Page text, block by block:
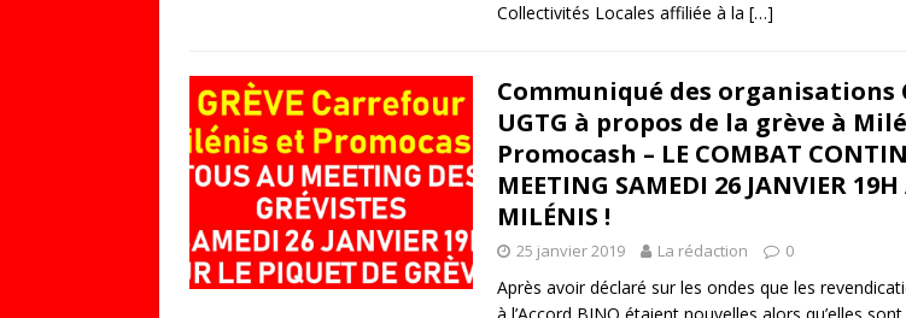
Collectivités Locales affiliée à la […]
Communiqué des organisations
UGTG à propos de la grève à
Promocash – LE COMBAT
MEETING SAMEDI 26 JANVIER 19H
MILÉNIS !
25 janvier 2019 La rédaction 0
Après avoir déclaré sur les ondes que les